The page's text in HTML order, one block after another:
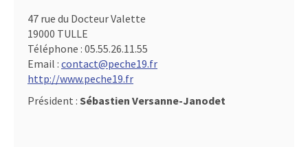
47 rue du Docteur Valette
19000 TULLE
Téléphone : 05.55.26.11.55
Email : contact@peche19.fr
http://www.peche19.fr
Président : Sébastien Versanne-Janodet